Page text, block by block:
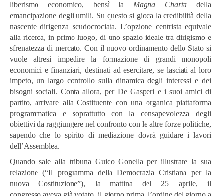
liberismo economico, bensì la Magna Chartadella
emancipazione degli umili. Su questo si gioca la credibilità della
nascente dirigenza scudocrociata. L’opzione centrista equivale
alla ricerca, in primo luogo, di uno spazio ideale tra dirigismo e
sfrenatezza di mercato. Con il nuovo ordinamento dello Stato si
vuole altresì impedire la formazione di grandi monopoli
economici e finanziari, destinati ad esercitare, se lasciati al loro
impeto, un largo controllo sulla dinamica degli interessi e dei
bisogni sociali. Conta allora, per De Gasperi e i suoi amici di
partito, arrivare alla Costituente con una organica piattaforma
programmatica e soprattutto con la consapevolezza degli
obiettivi da raggiungere nel confronto con le altre forze politiche,
sapendo che lo spirito di mediazione dovrà guidare i lavori
dell’Assemblea.
Quando sale alla tribuna Guido Gonella per illustrare la sua
relazione (“Il programma della Democrazia Cristiana per la
nuova Costituzione”), la mattina del 25 aprile, il